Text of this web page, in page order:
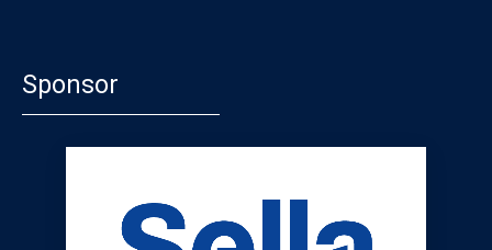
Sponsor